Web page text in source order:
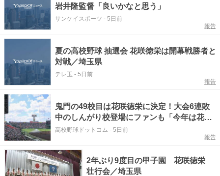
岩井隆監督「良いかなと思う」
サンケイスポーツ - 5日前
報告
夏の高校野球 抽選会 花咲徳栄は開幕戦勝者と
対戦／埼玉県
テレ玉 - 5日前
報告
鬼門の49校目は花咲徳栄に決定！大会6連敗
中のしんがり校登場にファンも「今年は花咲
徳栄か…」【26年夏の甲子園】
高校野球ドットコム - 5日前
報告
2年ぶり9度目の甲子園 花咲徳栄
壮行会／埼玉県